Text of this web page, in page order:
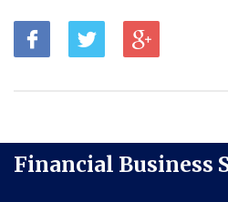
Financial Business